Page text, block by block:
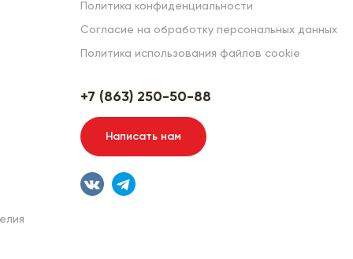
Политика конфиденциальности
Согласие на обработку персональных данных
Политика использования файлов cookie
+7 (863) 250-50-88
Написать нам